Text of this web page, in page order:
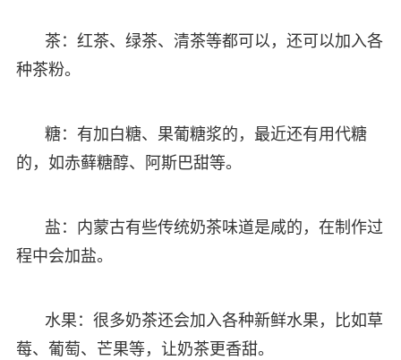
茶：红茶、绿茶、清茶等都可以，还可以加入各
种茶粉。
糖：有加白糖、果葡糖浆的，最近还有用代糖
的，如赤藓糖醇、阿斯巴甜等。
盐：内蒙古有些传统奶茶味道是咸的，在制作过
程中会加盐。
水果：很多奶茶还会加入各种新鲜水果，比如草
莓、葡萄、芒果等，让奶茶更香甜。